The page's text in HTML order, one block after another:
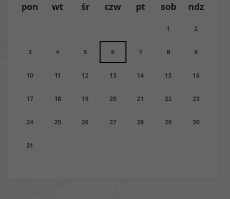
pon wt śr czw pt sob ndz
1 2
3 4 5 6 7 8 9
10 11 12 13 14 15 16
17 18 19 20 21 22 23
24 25 26 27 28 29 30
31